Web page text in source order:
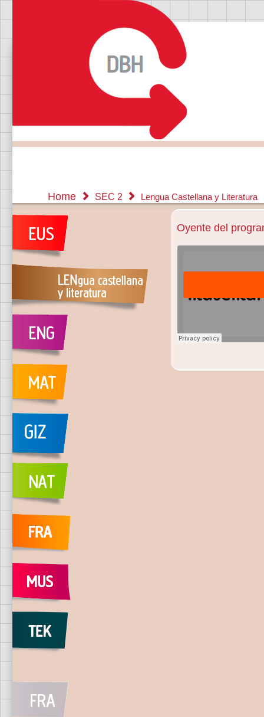
Home SEC 2 Lengua Castellana y Literatura
Oyente del